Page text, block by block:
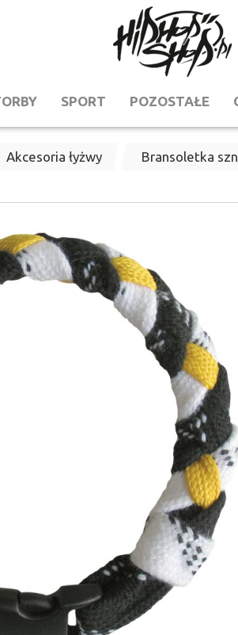
SPORT POZOSTAŁE
Akcesoria łyżwy Bransoletka